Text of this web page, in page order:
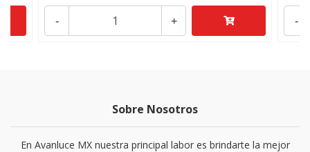
+
- -
Sobre Nosotros
En Avanluce MX nuestra principal labor es brindarte la mejor